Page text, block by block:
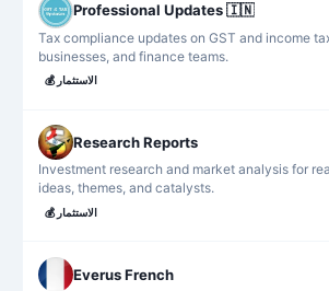
Professional Updates 🇮🇳
Tax compliance updates on GST and income
businesses, and finance teams.
💰 الاستثمار
Research Reports
Investment research and market analysis for
ideas, themes, and catalysts.
💰 الاستثمار
Everus French